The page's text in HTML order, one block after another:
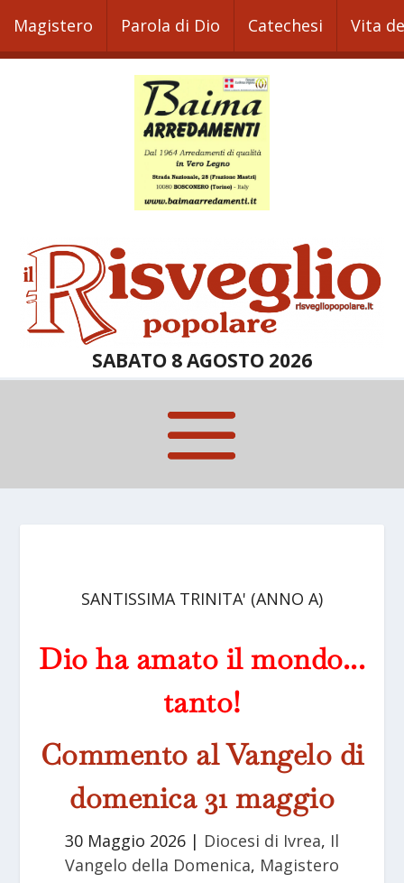
Magistero Parola di Dio Catechesi Vita
SABATO 8 AGOSTO 2026
SANTISSIMA TRINITA' (ANNO A)
Dio ha amato il mondo...
tanto!
Commento al Vangelo di
domenica 31 maggio
30 Maggio 2026 | Diocesi di Ivrea, Il
Vangelo della Domenica, Magistero